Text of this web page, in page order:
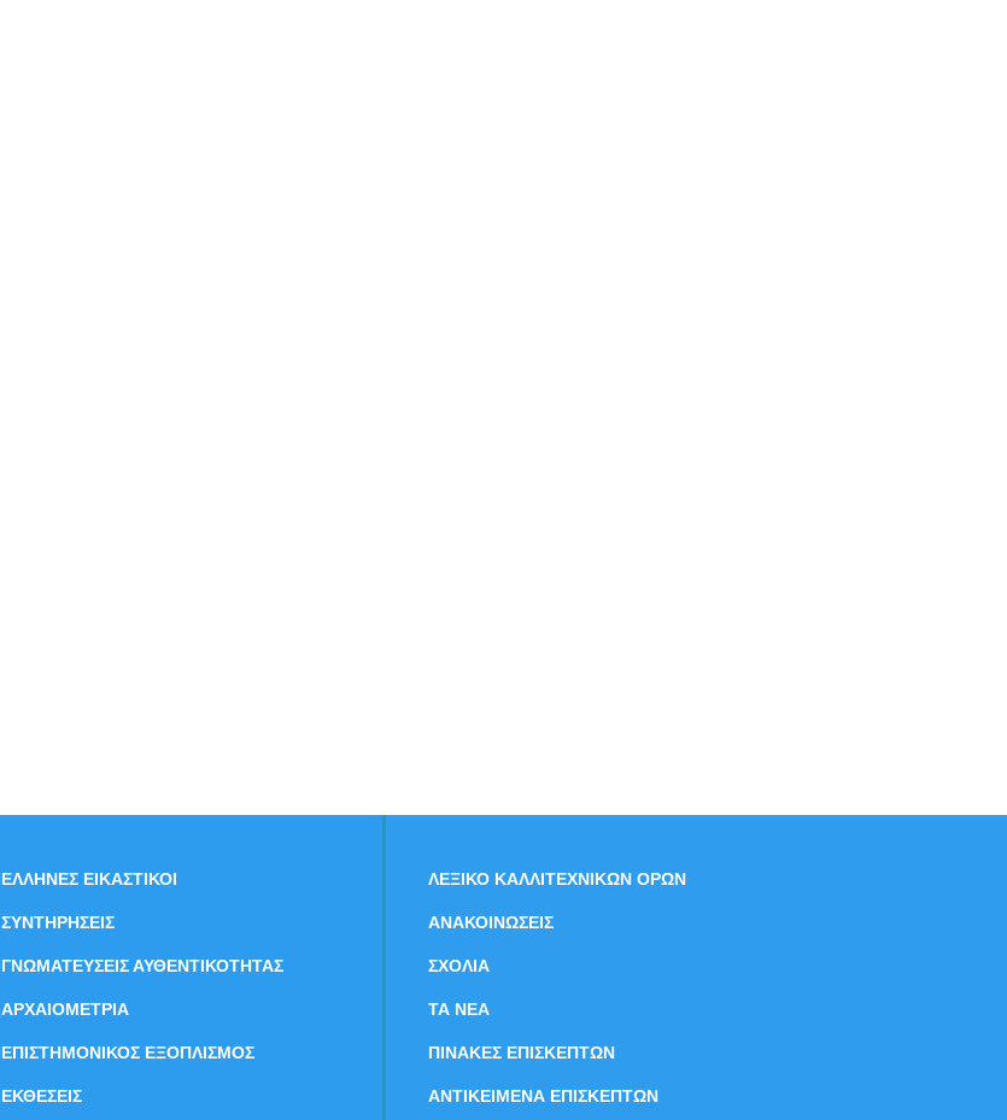
ΕΛΛΗΝΕΣ ΕΙΚΑΣΤΙΚΟΙ
ΣΥΝΤΗΡΗΣΕΙΣ
ΓΝΩΜΑΤΕΥΣΕΙΣ ΑΥΘΕΝΤΙΚΟΤΗΤΑΣ
ΑΡΧΑΙΟΜΕΤΡΙΑ
ΕΠΙΣΤΗΜΟΝΙΚΟΣ ΕΞΟΠΛΙΣΜΟΣ
ΕΚΘΕΣΕΙΣ
ΛΕΞΙΚΟ ΚΑΛΛΙΤΕΧΝΙΚΩΝ ΟΡΩΝ
ΑΝΑΚΟΙΝΩΣΕΙΣ
ΣΧΟΛΙΑ
ΤΑ ΝEΑ
ΠΙΝΑΚΕΣ ΕΠΙΣΚΕΠΤΩΝ
ΑΝΤΙΚΕΙΜΕΝΑ ΕΠΙΣΚΕΠΤΩΝ